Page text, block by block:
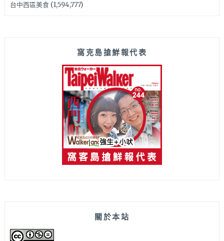
台中西區美食(1,594,777)
窩克島搶鮮報代表
關於本站